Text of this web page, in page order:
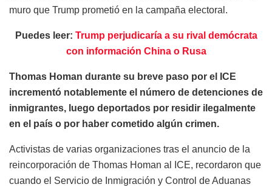
muro que Trump prometió en la campaña electoral.
Puedes leer: Trump perjudicaría a su rival demócrata
con información China o Rusa
Thomas Homan durante su breve paso por el ICE
incrementó notablemente el número de detenciones de
inmigrantes, luego deportados por residir ilegalmente
en el país o por haber cometido algún crimen.
Activistas de varias organizaciones tras el anuncio de la
reincorporación de Thomas Homan al ICE, recordaron que
cuando el Servicio de Inmigración y Control de Aduanas